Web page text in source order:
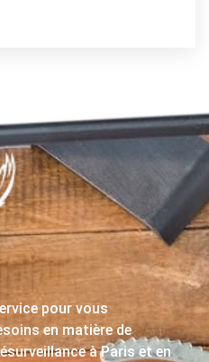
pour vous
en matière de
à Paris et en